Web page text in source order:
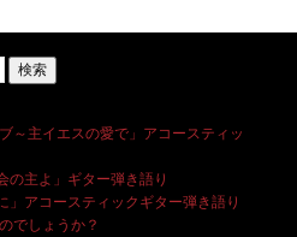
～主イエスの愛で」アコースティッ
の主よ」ギター弾き語り
」アコースティックギター弾き語り
でしょうか？